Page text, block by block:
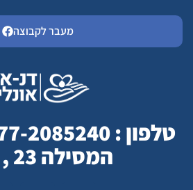
מעבר לקבוצה
המסילה 23 , נשר